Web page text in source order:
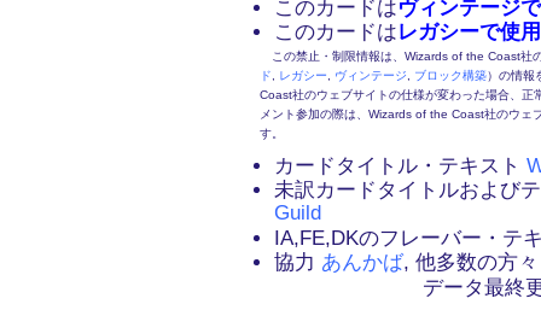
このカードはヴィンテージ
このカードはレガシーで使
この禁止・制限情報は、Wizards of the Coast社
ド
レガシー ヴィンテージ ブロック構築）の情報
Coast社のウェブサイトの仕様が変わった場合、
メント参加の際は、Wizards of the Coast社のウェ
す。
カードタイトル・テキスト
未訳カードタイトルおよび
Guild
IA,FE,DKのフレーバー・テ
協力 あんかば, 他多数の方々
データ最終